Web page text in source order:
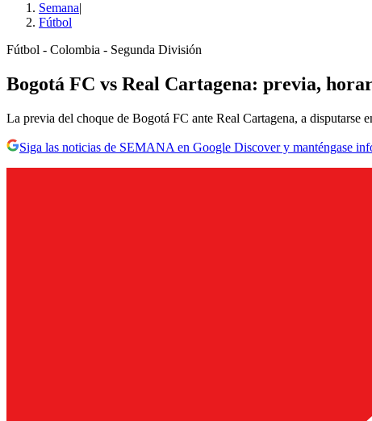
Semana|
Fútbol
Fútbol - Colombia - Segunda División
Bogotá FC vs Real Cartagena: previa,
La previa del choque de Bogotá FC ante Real Cartagena, a
Siga las noticias de SEMANA en Google Discover y manténgase